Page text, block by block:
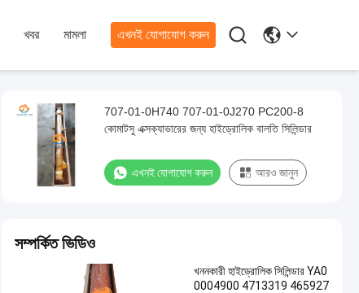
খবর মামলা এখনই যোগাযোগ করুন 
707-01-0H740 707-01-0J270 PC200-8
কোমাটসু এক্সক্যাভারের জন্য হাইড্রোলিক বালতি সিলিন্ডার
এখনই যোগাযোগ করুন আরও জানুন
সম্পর্কিত ভিডিও
খননকারী হাইড্রোলিক সিলিন্ডার YA0
0004900 4713319 465927